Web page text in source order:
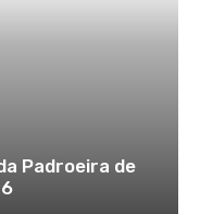
Padroeira de